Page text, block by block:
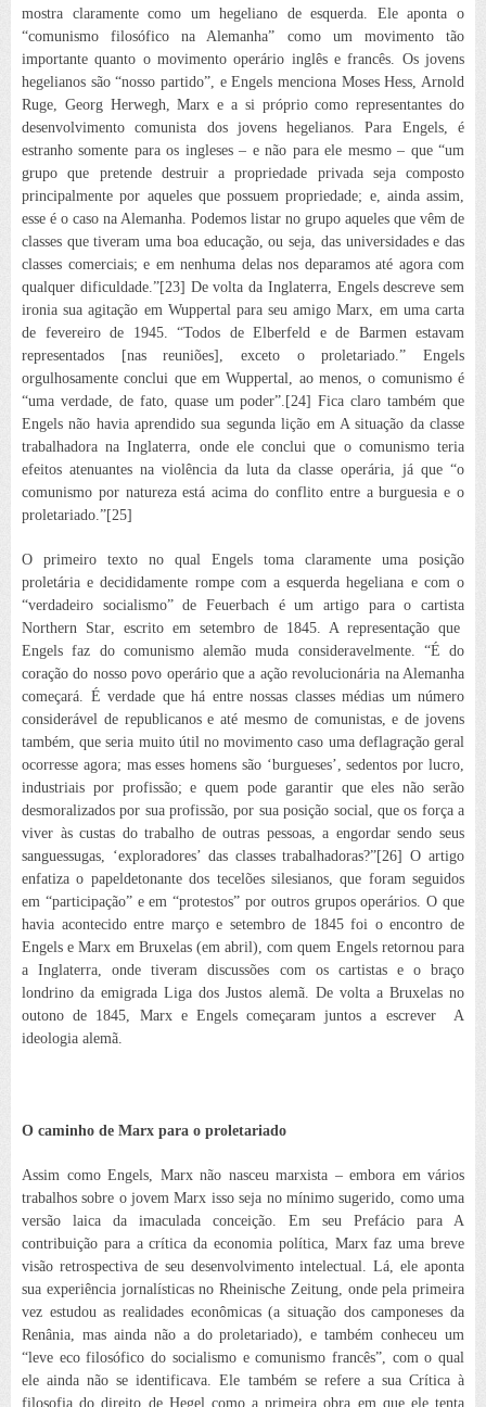
mostra claramente como um hegeliano de esquerda. Ele aponta o
“comunismo filosófico na Alemanha” como um movimento tão
importante quanto o movimento operário inglês e francês. Os jovens
hegelianos são “nosso partido”, e Engels menciona Moses Hess, Arnold
Ruge, Georg Herwegh, Marx e a si próprio como representantes do
desenvolvimento comunista dos jovens hegelianos. Para Engels, é
estranho somente para os ingleses – e não para ele mesmo – que “um
grupo que pretende destruir a propriedade privada seja composto
principalmente por aqueles que possuem propriedade; e, ainda assim,
esse é o caso na Alemanha. Podemos listar no grupo aqueles que vêm de
classes que tiveram uma boa educação, ou seja, das universidades e das
classes comerciais; e em nenhuma delas nos deparamos até agora com
qualquer dificuldade.”[23] De volta da Inglaterra, Engels descreve sem
ironia sua agitação em Wuppertal para seu amigo Marx, em uma carta
de fevereiro de 1945. “Todos de Elberfeld e de Barmen estavam
representados [nas reuniões], exceto o proletariado.” Engels
orgulhosamente conclui que em Wuppertal, ao menos, o comunismo é
“uma verdade, de fato, quase um poder”.[24] Fica claro também que
Engels não havia aprendido sua segunda lição em A situação da classe
trabalhadora na Inglaterra , onde ele conclui que o comunismo teria
efeitos atenuantes na violência da luta da classe operária, já que “o
comunismo por natureza está acima do conflito entre a burguesia e o
proletariado.”[25]
O primeiro texto no qual Engels toma claramente uma posição
proletária e decididamente rompe com a esquerda hegeliana e com o
“verdadeiro socialismo” de Feuerbach é um artigo para o cartista
Northern Star , escrito em setembro de 1845. A representação que
Engels faz do comunismo alemão muda consideravelmente. “É do
coração do nosso povo operário que a ação revolucionária na Alemanha
começará. É verdade que há entre nossas classes médias um número
considerável de republicanos e até mesmo de comunistas, e de jovens
também, que seria muito útil no movimento caso uma deflagração geral
ocorresse agora; mas esses homens são ‘burgueses’, sedentos por lucro,
industriais por profissão; e quem pode garantir que eles não serão
desmoralizados por sua profissão,por sua posição social, que os força a
viver às custas do trabalho de outras pessoas, a engordar sendo seus
sanguessugas, ‘exploradores’ das classes trabalhadoras?”[26] O artigo
enfatiza o papeldetonante dos tecelões silesianos, que foram seguidos
em “participação” e em “protestos” por outros grupos operários. O que
havia acontecido entre março e setembro de 1845 foi o encontro de
Engels e Marx em Bruxelas (em abril), com quem Engels retornou para
a Inglaterra, onde tiveram discussões com os cartistas e o braço
londrino da emigrada Liga dos Justos alemã. De volta a Bruxelas no
outono de 1845, Marx e Engels começaram juntos a escrever A
ideologia alemã
O caminho de Marx para o proletariado
Assim como Engels, Marx não nasceu marxista – embora em vários
trabalhos sobre o jovem Marx isso seja no mínimo sugerido, como uma
versão laica da imaculada conceição. Em seu Prefácio para A
contribuição para a crítica da economia política, Marx faz uma breve
visão retrospectiva de seu desenvolvimento intelectual. Lá, ele aponta
sua experiência jornalísticas no Rheinische Zeitung, onde pela primeira
vez estudou as realidades econômicas (a situação dos camponeses da
Renânia, mas ainda não a do proletariado), e também conheceu um
“leve eco filosófico do socialismo e comunismo francês”, com o qual
ele ainda não se identificava. Ele também se refere a sua Crítica à
filosofia do direito de Hegel como a primeira obra em que ele tenta